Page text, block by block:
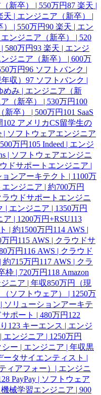
新卒） | 550万円87 楽天 |
天 | エンジニア（新卒） |
| 550万円90 楽天 | エン
ンジニア（新卒） | 520
580万円93 楽天 | エンジ
ジニア（新卒） | 600万
万円96 ソフトバンク |
収） 97 ソフトバンク |
めみ | エンジニア（新
（新卒） | 530万円 100
新卒） | 500万円 101 SaaS
102 アメリカCS留学生の
| ソフトウェアエンジニア
万円 105 Indeed | エンジ
| ソフトウェアエンジニ
ドサポートエンジニア |
ンアーキテクト | 1100万
ンジニア | 約700万円
ラウドサポートエンジニ
| エンジニア | 1350万円
| 1200万円+RSU113
| 約1500万円 114 AWS |
円 115 AWS | クラウドサ
万円 116 AWS | クラウド
715万円 117 AWS | クラ
枠 | 720万円 118 Amazon
ニア | 年収850万円（現
ソフトウェア） | 1250万
| ソリューションアーキテ
ポート | 480万円 122
123 キーエンス | エンジ
エンジニア | 1250万円
ー | エンジニア | 年収黒
ータサイエンティスト |
ィアフォー）| エンジニ
PayPay | ソフトウェア
機械学習エンジニア | 900